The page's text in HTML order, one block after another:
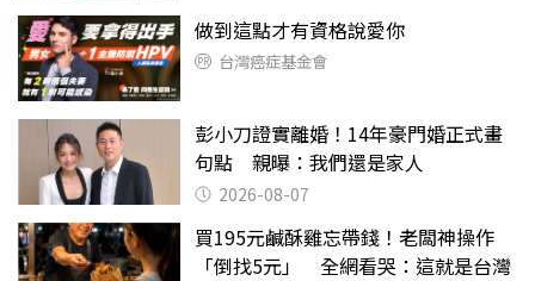
做到這點才有資格說愛你
台灣癌症基金會
彭小刀證實離婚！14年豪門婚正式畫
句點 親曝：我們還是家人
2026-08-07
買195元鹹酥雞忘帶錢！老闆神操作
「倒找5元」 全網看哭：這就是台灣